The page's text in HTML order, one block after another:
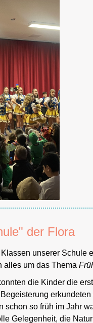
der Flora
unserer Schule
alles um das Thema
die Kinder die
schon so früh im Jahr
Gelegenheit, die